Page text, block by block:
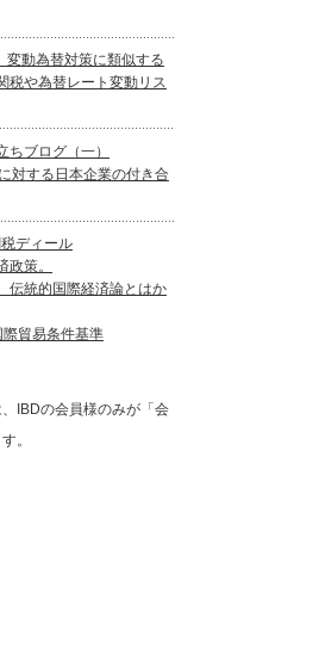
変動為替対策に類似する
税や為替レート変動リス
ちブログ（一）
対する日本企業の付き合
ディール
策。
伝統的国際経済論とはか
貿易条件基準
IBDの会員様のみが「会
。